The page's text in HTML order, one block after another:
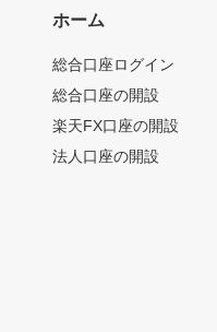
ホーム
総合口座ログイン
総合口座の開設
楽天FX口座の開設
法人口座の開設